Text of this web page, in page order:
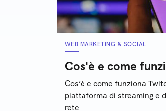
WEB MARKETING & SOCIAL
Cos'è e come
Cos’è e come funziona
piattaforma di streaming e
rete